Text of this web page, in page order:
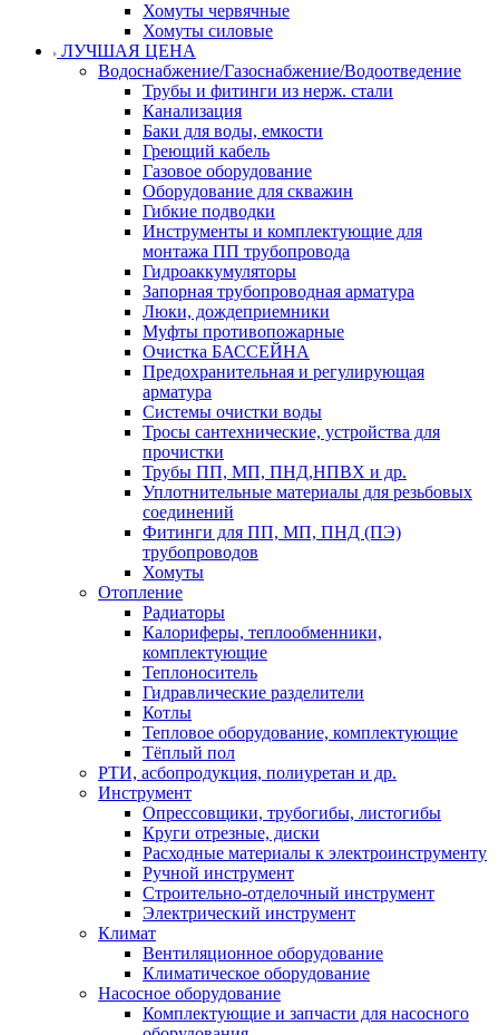
Хомуты червячные
Хомуты силовые
ЛУЧШАЯ ЦЕНА
Водоснабжение/Газоснабжение/Водоотведение
Трубы и фитинги из нерж. стали
Канализация
Баки для воды, емкости
Греющий кабель
Газовое оборудование
Оборудование для скважин
Гибкие подводки
Инструменты и комплектующие для
монтажа ПП трубопровода
Гидроаккумуляторы
Запорная трубопроводная арматура
Люки, дождеприемники
Муфты противопожарные
Очистка БАССЕЙНА
Предохранительная и регулирующая
арматура
Системы очистки воды
Тросы сантехнические, устройства для
прочистки
Трубы ПП, МП, ПНД,НПВХ и др.
Уплотнительные материалы для резьбовых
соединений
Фитинги для ПП, МП, ПНД (ПЭ)
трубопроводов
Хомуты
Отопление
Радиаторы
Калориферы, теплообменники,
комплектующие
Теплоноситель
Гидравлические разделители
Котлы
Тепловое оборудование, комплектующие
Тёплый пол
РТИ, асбопродукция, полиуретан и др.
Инструмент
Опрессовщики, трубогибы, листогибы
Круги отрезные, диски
Расходные материалы к электроинструменту
Ручной инструмент
Строительно-отделочный инструмент
Электрический инструмент
Климат
Вентиляционное оборудование
Климатическое оборудование
Насосное оборудование
Комплектующие и запчасти для насосного